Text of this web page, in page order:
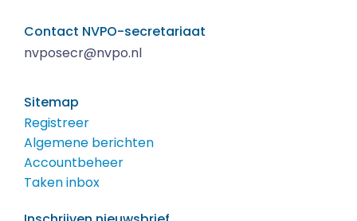
Contact NVPO-secretariaat
nvposecr@nvpo.nl
Sitemap
Registreer
Algemene berichten
Accountbeheer
Taken inbox